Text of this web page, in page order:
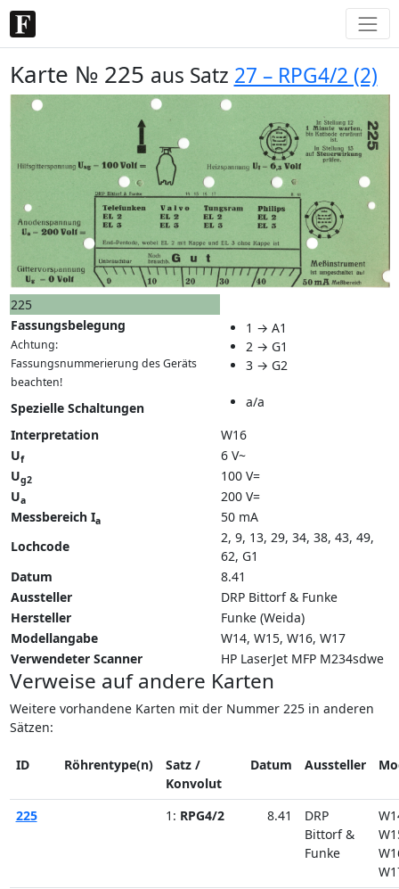
Karte № 225 aus Satz 27 – RPG4/2 (2)
225
Fassungsbelegung
Achtung:
Fassungsnummerierung des Geräts
beachten!
1 → A1
2 → G1
3 → G2
Spezielle Schaltungen
a/a
Interpretation
W16
Uf
6 V~
Ug2
100 V=
Ua
200 V=
Messbereich Ia
50 mA
Lochcode
2, 9, 13, 29, 34, 38, 43, 49,
62, G1
Datum
8.41
Aussteller
DRP Bittorf & Funke
Hersteller
Funke (Weida)
Modellangabe
W14 W15 W16 W17
Verwendeter Scanner
HP LaserJet MFP M234sdwe
Verweise auf andere Karten
Weitere vorhandene Karten mit der Nummer 225 in anderen
Sätzen:
ID Röhrentype(n)
Satz /
Konvolut
Datum Aussteller
225 1: RPG4/2 8.41
DRP
Bittorf &
Funke